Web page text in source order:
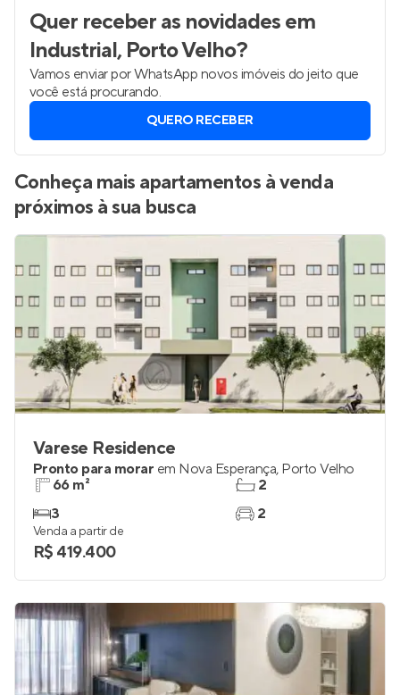
Quer receber as novidadesem
Industrial, Porto Velho?
Vamos enviar por WhatsApp novos imóveis do jeito que
você está procurando.
QUERO RECEBER
Conheça mais apartamentos à venda
próximos à sua busca
Varese Residence
Pronto para morar em Nova Esperança, Porto Velho
66 m²
3
2
2
Venda a partir de
R$ 419.400